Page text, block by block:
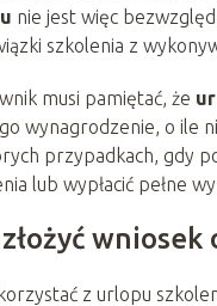
nie jest więc
szkolenia z
musi pamiętać, że
wynagrodzenie, o ile
przypadkach, gdy
lub wypłacić pełne
z urlopu